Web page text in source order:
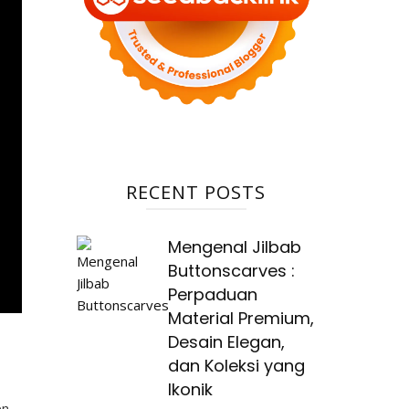
RECENT POSTS
Mengenal Jilbab
Buttonscarves :
Perpaduan
Material Premium,
Desain Elegan,
dan Koleksi yang
Ikonik